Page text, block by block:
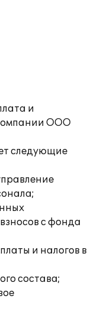
и
ООО
следующие
с фонда
и налогов в
состава;